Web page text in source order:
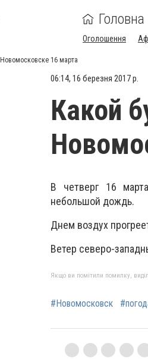
Головна
Оголошення
16 марта
06:14, 16 березня 2017 р.
Какой
В четверг 16
небольшой дождь.
Днем воздух
Ветер северо-
Якщо ви помітили помилку,
#Новомосковск